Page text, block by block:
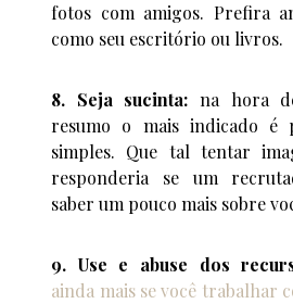
fotos com amigos. Prefira
como seu escritório ou livros.
8. Seja sucinta: na hora
resumo o mais indicado é
simples. Que tal tentar
responderia se um
saber um pouco mais sobre
9. Use e abuse dos
ainda mais se você trabalhar